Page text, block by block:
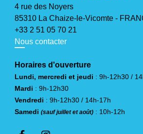
4 rue des Noyers
85310 La Chaize-le-Vicomte -
+33 2 51 05 70 21
Nous contacter
Horaires d'ouverture
Lundi, mercredi et jeudi : 9h-12h30 /
Mardi : 9h-12h30
Vendredi : 9h-12h30 / 14h-17h
Samedi (sauf juillet et août) : 10h-12h